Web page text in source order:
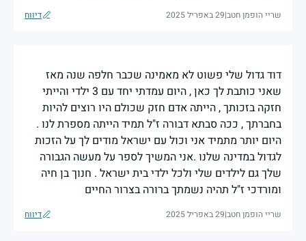
שריי הופמן חטב|29 באפריל 2025 דיווח
דוד גדול שלי פשוט לא מאמינה שכבר חלפה שנה מאז
שאני כותבת לך כאן , היום עמדתי יחד עם 3 ילדי והייתי
חזקה בזכותך , הייתה אדם חזק שכולם היו רוצים להיות
בחברתך , ככה סבתא דבורה ז"ל תמיד הייתה מספרת לנו .
היום יותר מתמיד אני וכול עם ישראל מודים לך על הזכות
לגדול במדינה שלנו .אני המשיך לספר על מעשה הגבורה
שלך גם לילדים שלי ולכל ילדי בית ישראל . חנוך בן חיה
ומורדכי ז"ל תהיה נשמתך ברורה בצרור החיים
שריי הופמן חטב|29 באפריל 2025 דיווח